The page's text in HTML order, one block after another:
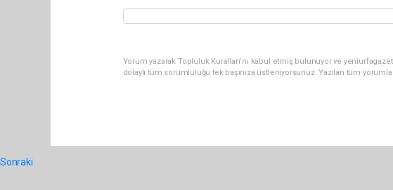
Yorum yazarak Topluluk Kuralları’nı kabul etmiş bulunuyor ve
dolaylı tüm sorumluluğu tek başınıza üstleniyorsunuz. Yazılan tüm
Sonraki